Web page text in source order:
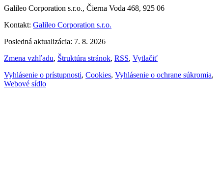
Galileo Corporation s.r.o., Čierna Voda 468, 925 06
Kontakt: Galileo Corporation s.r.o.
Posledná aktualizácia: 7. 8. 2026
Zmena vzhľadu, Štruktúra stránok, RSS, Vytlačiť
Vyhlásenie o prístupnosti, Cookies, Vyhlásenie o ochrane súkromia,
Webové sídlo